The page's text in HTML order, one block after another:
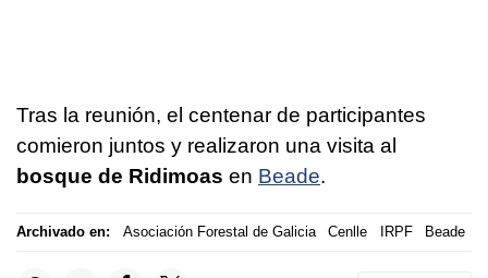
Tras la reunión, el centenar de participantes
comieron juntos y realizaron una visita al
bosque de Ridimoas en Beade.
Archivado en: Asociación Forestal de Galicia Cenlle IRPF Beade